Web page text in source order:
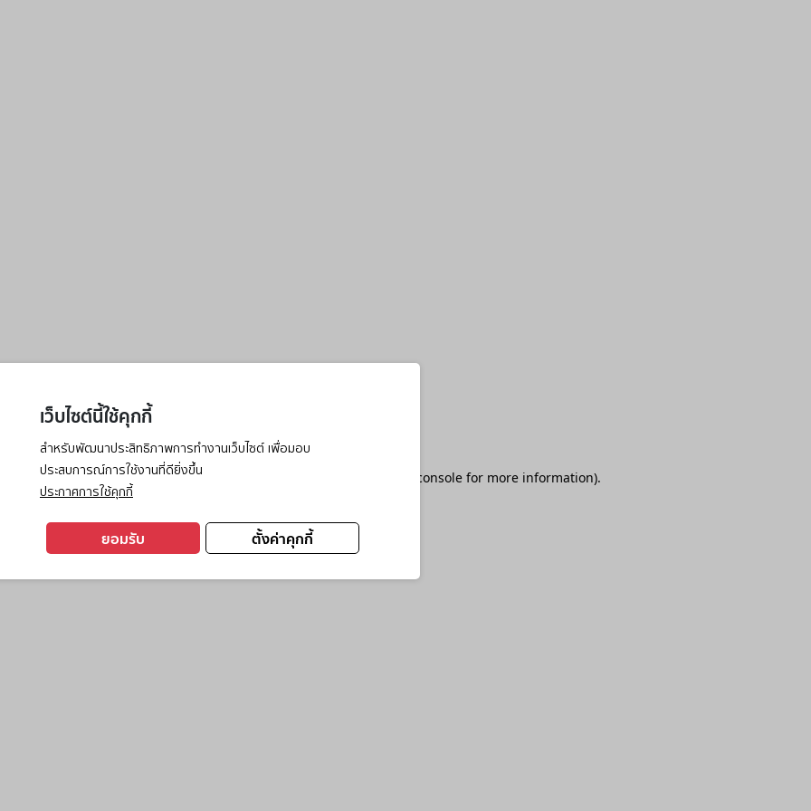
เว็บไซต์นี้ใช้คุกกี้
สำหรับพัฒนาประสิทธิภาพการทำงานเว็บไซต์ เพื่อมอบ
ประสบการณ์การใช้งานที่ดียิ่งขึ้น
ประกาศการใช้คุกกี้
ตั้งค่าคุกกี้
ยอมรับ
has occurred while loading browser console for more information).